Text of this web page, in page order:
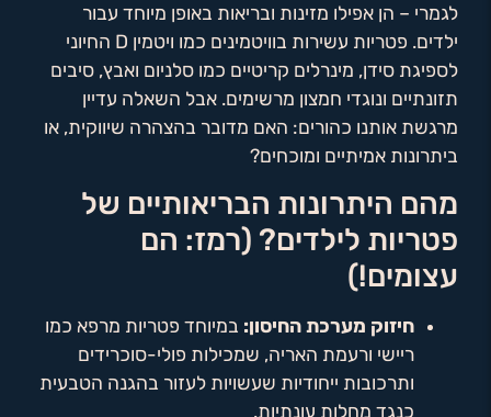
לגמרי – הן אפילו מזינות ובריאות באופן מיוחד עבור
ילדים. פטריות עשירות בוויטמינים כמו ויטמין D החיוני
לספיגת סידן, מינרלים קריטיים כמו סלניום ואבץ, סיבים
תזונתיים ונוגדי חמצון מרשימים. אבל השאלה עדיין
מרגשת אותנו כהורים: האם מדובר בהצהרה שיווקית, או
ביתרונות אמיתיים ומוכחים?
מהם היתרונות הבריאותיים של
פטריות לילדים? (רמז: הם
עצומים!)
חיזוק מערכת החיסון: במיוחד פטריות מרפא כמו
ריישי ורעמת האריה, שמכילות פולי-סוכרידים
ותרכובות ייחודיות שעשויות לעזור בהגנה הטבעית
כנגד מחלות עונתיות.